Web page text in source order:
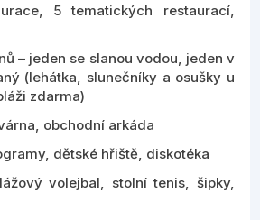
5 tematických restaurací,
– jeden se slanou vodou, jeden v
(lehátka, slunečníky a osušky u
zdarma)
obchodní arkáda
dětské hřiště, diskotéka
volejbal, stolní tenis, šipky,